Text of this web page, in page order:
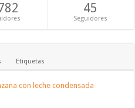
45
Seguidores
Etiquetas
con leche condensada